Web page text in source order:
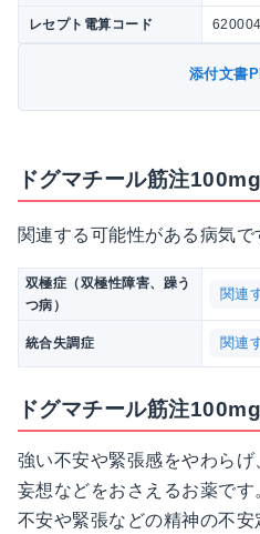
レセプト電算コード
添付文書
ドグマチール筋注
関連する可能性がある病気で
双極症（双極性障害、躁う
つ病）
関連
統合失調症 関連
ドグマチール筋注
強い不安や緊張感をやわらげ
妄想などをおさえるお薬です
不安や緊張などの精神の不